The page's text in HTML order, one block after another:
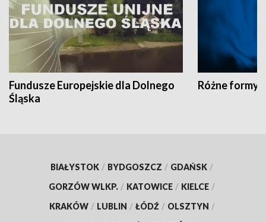
Fundusze Europejskie dla Dolnego
Śląska
Różne formy
BIAŁYSTOK / BYDGOSZCZ / GDAŃSK /
GORZÓW WLKP. / KATOWICE / KIELCE /
KRAKÓW / LUBLIN / ŁÓDŹ / OLSZTYN /